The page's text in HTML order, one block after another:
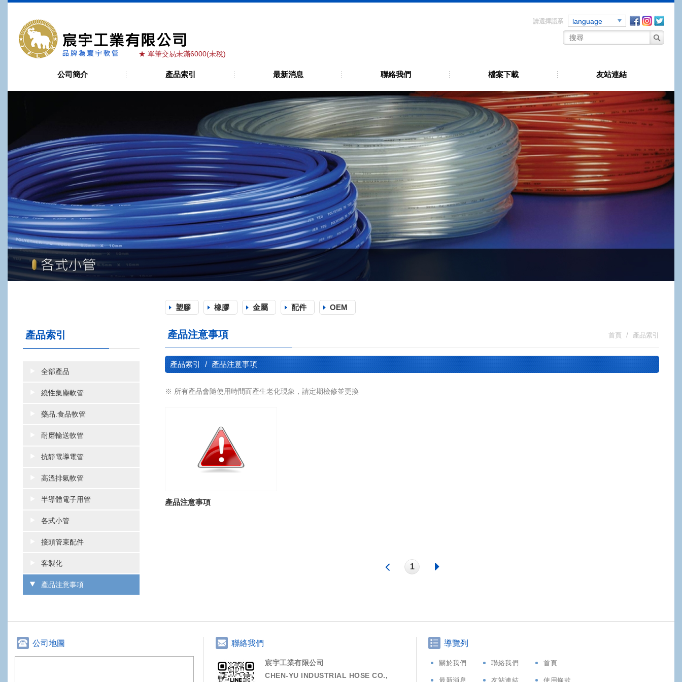
★ 單筆交易未滿6000(未稅)貨滿棧, 運費由買方負擔 (J20-6、2-4、伸縮管、進水管貨特殊管材尺寸不代運) ★ 宸宇工業有限公司 (原哲羽工業) 我們已深耕台灣40年 ★ 宸宇已
公司簡介 產品索引 最新消息 聯絡我們 檔案下載 友站連結
language Facebook
產品索引
全部產品
繞性集塵軟管
藥品.食品軟管
耐磨輸送軟管
抗靜電導電管
高溫排氣軟管
半導體電子用管
各式小管
接頭管束配件
客製化
產品注意事項
塑膠 橡膠 金屬 配件 OEM
產品注意事項 首頁 產品索引
產品索引 產品注意事項
※ 所有產品會隨使用時間而產生老化現象，請定期檢修並更換
產品注意事項
1
公司地圖 聯絡我們
宸宇工業有限公司
CHEN-YU INDUSTRIAL HOSE CO.,
導覽列
關於我們
最新消息
聯絡我們
友站連結
首頁
使用條款